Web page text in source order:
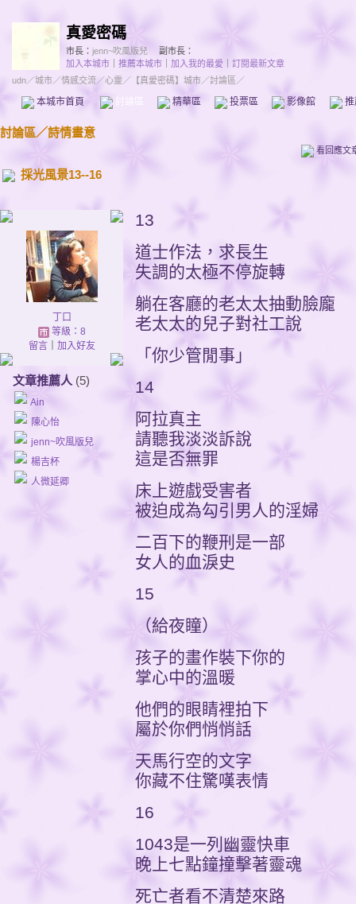
真愛密碼
市長： jenn~吹風版兒
副市長：
加入本城市
推薦本城市 加入我的最愛
訂閱最新文章
udn／城市／情感交流／心靈 ／ 【真愛密碼】城市／討論區／
本城市首頁 討論區 精華區 投票區 影像館
討論區／詩情畫意
看回應文
採光風景13--16
丁口
等級：8
留言｜ 加入好友
文章推薦人 (5)
Ain
陳心怡
jenn~吹風版兒
楊吉杯
人微延卿
13
道士作法，求長生
失調的太極不停旋轉
躺在客廳的老太太抽動臉龐
老太太的兒子對社工說
「你少管閒事」
14
阿拉真主
請聽我淡淡訴說
這是否無罪
床上遊戲受害者
被迫成為勾引男人的淫婦
二百下的鞭刑是一部
女人的血淚史
15
（給夜瞳）
孩子的畫作裝下你的
掌心中的溫暖
他們的眼睛裡拍下
屬於你們悄悄話
天馬行空的文字
你藏不住驚嘆表情
16
1043是一列幽靈快車
晚上七點鐘撞擊著靈魂
死亡者看不清楚來路